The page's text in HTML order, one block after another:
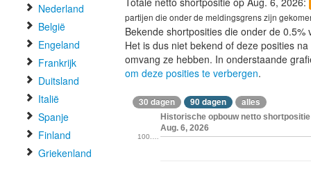
Nederland
België
Engeland
Frankrijk
Duitsland
Italië
Spanje
Finland
Griekenland
partijen die onder de meldingsgrens zijn
Bekende shortposities die onder de
Het is dus niet bekend of deze posities
omvang ze hebben. In onderstaande
om deze posities te verbergen.
30 dagen 90 dagen alles
Historische opbouw netto shortpositie
Aug. 6, 2026
100.…